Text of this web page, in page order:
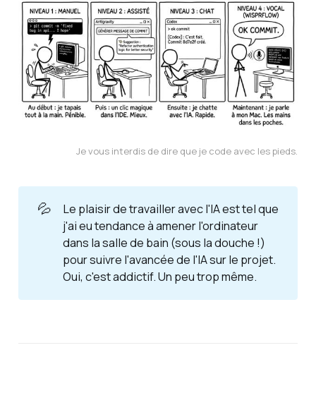
Je vous interdis de dire que je code avec les pieds.
💦
Le plaisir de travailler avec l'IA est tel que
j'ai eu tendance à amener l'ordinateur
dans la salle de bain (sous la douche !)
pour suivre l'avancée de l'IA sur le projet.
Oui, c'est addictif. Un peu trop même.